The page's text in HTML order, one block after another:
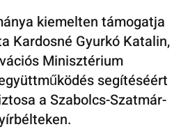
kiemelten támogatja
Kardosné Gyurkó Katalin,
Minisztérium
segítéséért
a Szabolcs-Szatmár-